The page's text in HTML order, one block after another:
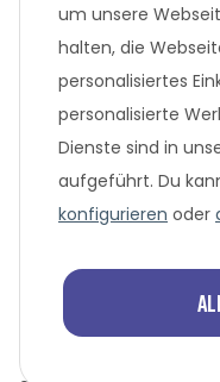
Beliebte Angebote
* Alle Preisangaben in
MwSt. und
Finanzierung.
Zahlungsarten anfallen.
um unsere
halten, die
personalisiertes
personalisierte
Dienste sind in
aufgeführt. Du
konfigurieren oder